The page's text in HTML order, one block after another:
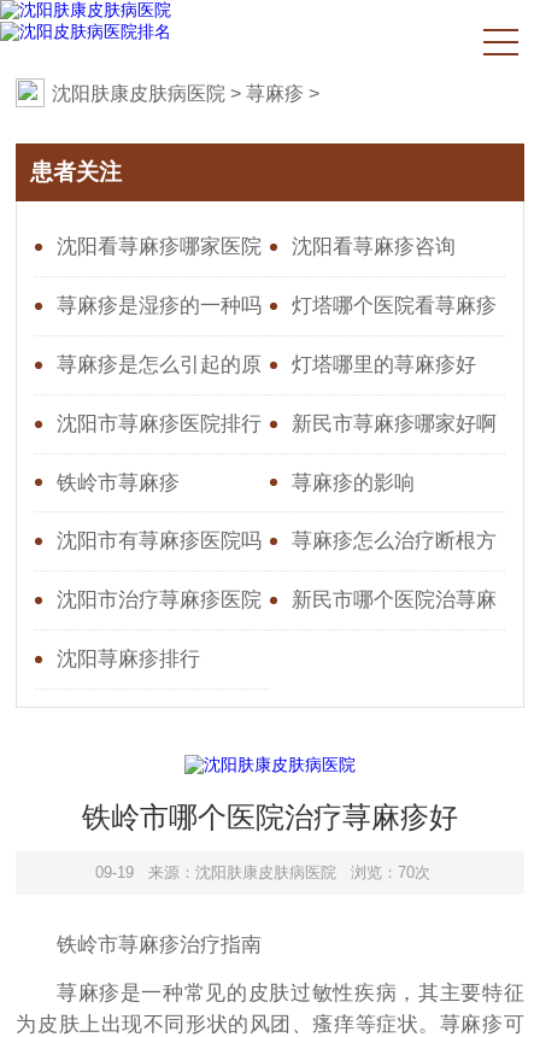
沈阳肤康皮肤病医院 >荨麻疹 >
患者关注
沈阳看荨麻疹哪家医院
好？专业推荐与就医指南
沈阳看荨麻疹咨询
荨麻疹是湿疹的一种吗 灯塔哪个医院看荨麻疹
效果好
荨麻疹是怎么引起的原
因造成的图片
灯塔哪里的荨麻疹好
沈阳市荨麻疹医院排行 新民市荨麻疹哪家好啊
铁岭市荨麻疹 荨麻疹的影响
沈阳市有荨麻疹医院吗 荨麻疹怎么治疗断根方
法
沈阳市治疗荨麻疹医院 新民市哪个医院治荨麻
沈阳荨麻疹排行
铁岭市哪个医院治疗荨麻疹好
09-19 来源：沈阳肤康皮肤病医院 浏览：70次
铁岭市荨麻疹治疗指南
荨麻疹是一种常见的皮肤过敏性疾病，其主要特征
为皮肤上出现不同形状的风团、瘙痒等症状。荨麻疹可